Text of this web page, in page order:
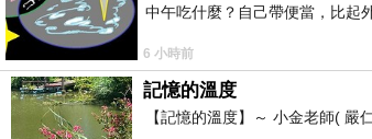
剛剛看了三位好友的文章，又到復
中午吃什麼？自己帶便當，比起
6 小時前
記憶的溫度
【記憶的溫度】～ 小金老師(